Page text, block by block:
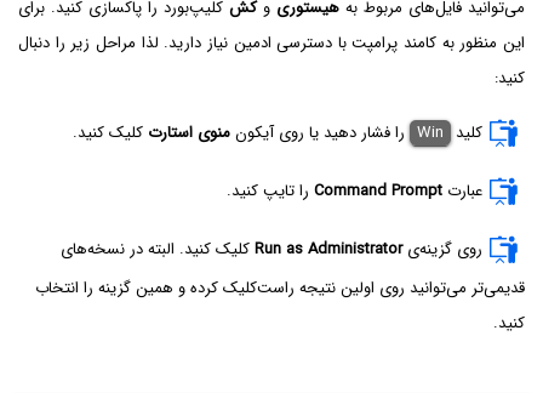
می‌توانید فایل‌های مربوط به هیستوری وکش کلیپ‌بورد را پاکسازی کنید. برای
این منظور به کامند پرامپت با دسترسی ادمین نیاز دارید. لذا مراحل زیر را دنبال
کنید:
کلید Win را فشار دهید یا روی آیکونمنوی استارت کلیک کنید.
عبارت Command Prompt را تایپ کنید.
روی گزینه‌یRun as Administratorکلیک کنید. البته در نسخه‌های
قدیمی‌تر می‌توانید روی اولین نتیجه راست‌کلیک کرده و همین گزینه را انتخاب
کنید.